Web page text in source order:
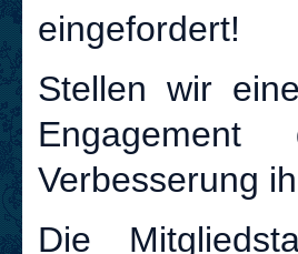
eingefordert!
Stellen wir
Verbesserung
Die